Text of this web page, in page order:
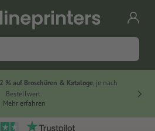
% auf Broschüren & Kataloge, je nach
Bestellwert.
Mehr erfahren